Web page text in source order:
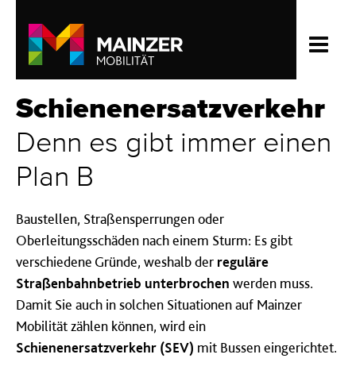
Schienenersatzverkehr
Denn es gibt immer einen
Plan B
Baustellen, Straßensperrungen oder
Oberleitungsschäden nach einem Sturm: Es gibt
verschiedene Gründe, weshalb der reguläre
Straßenbahnbetrieb unterbrochen werden muss.
Damit Sie auch in solchen Situationen auf Mainzer
Mobilität zählen können, wird ein
Schienenersatzverkehr (SEV) mit Bussen eingerichtet.